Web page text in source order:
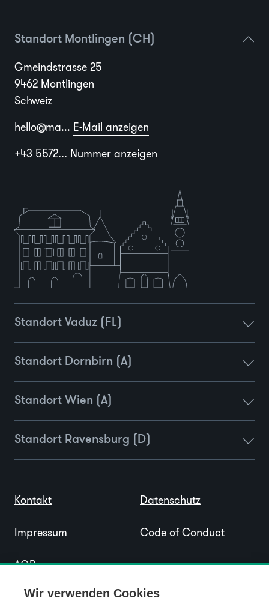
Wir verwenden Cookies
Standort Montlingen (CH)
Gmeindstrasse 25
9462 Montlingen
Schweiz
hello@ma... E-Mail anzeigen
+43 5572... Nummer anzeigen
Standort Vaduz (FL)
Standort Dornbirn (A)
Standort Wien (A)
Standort Ravensburg (D)
Kontakt
Impressum
AGB
Datenschutz
Code of Conduct